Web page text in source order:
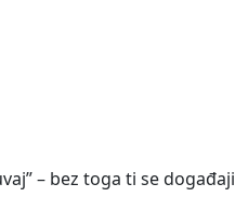
– bez toga ti se događaji